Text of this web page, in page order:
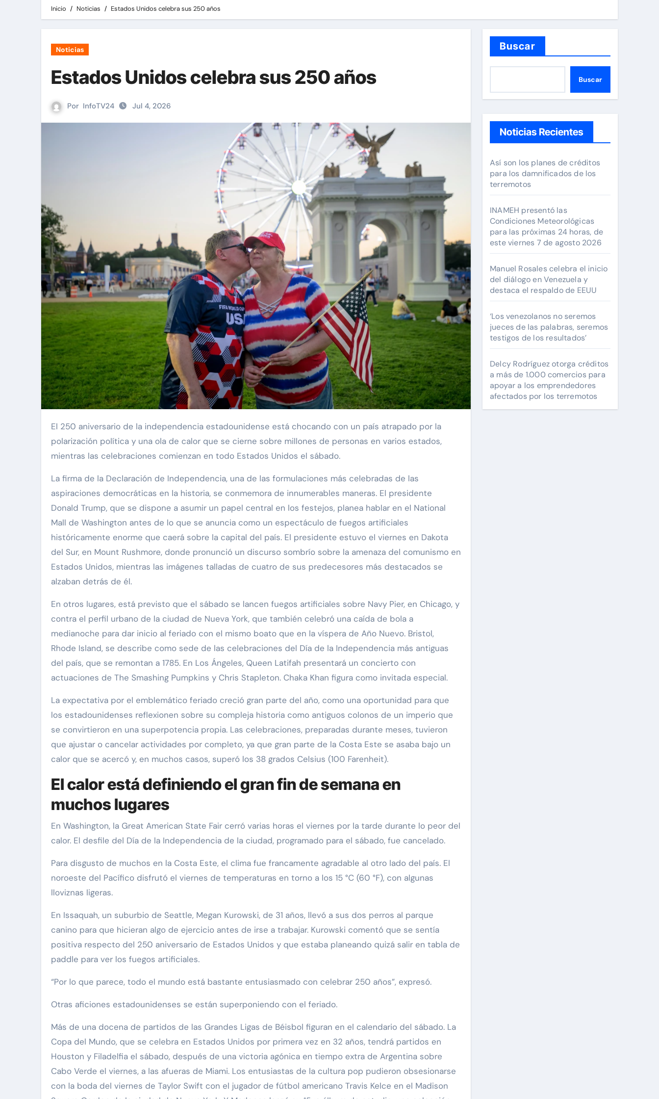
Inicio Noticias Estados Unidos celebra sus 250 años
Noticias
Estados Unidos celebra sus 250 años
Por InfoTV24 Jul 4, 2026
El 250 aniversario de la independencia estadounidense está chocando con un país atrapado por la
polarización política y una ola de calor que se cierne sobre millones de personas en varios estados,
mientras las celebraciones comienzan en todo Estados Unidos el sábado.
La firma de la Declaración de Independencia, una de las formulaciones más celebradas de las
aspiraciones democráticas en la historia, se conmemora de innumerables maneras. El presidente
Donald Trump, que se dispone a asumir un papel central en los festejos, planea hablar en el National
Mall de Washington antes de lo que se anuncia como un espectáculo de fuegos artificiales
históricamente enorme que caerá sobre la capital del país. El presidente estuvo el viernes en Dakota
del Sur, en Mount Rushmore, donde pronunció un discurso sombrío sobre la amenaza del comunismo en
Estados Unidos, mientras las imágenes talladas de cuatro de sus predecesores más destacados se
alzaban detrás de él.
En otros lugares, está previsto que el sábado se lancen fuegos artificiales sobre Navy Pier, en Chicago, y
contra el perfil urbano de la ciudad de Nueva York, que también celebró una caída de bola a
medianoche para dar inicio al feriado con el mismo boato que en la víspera de Año Nuevo. Bristol,
Rhode Island, se describe como sede de las celebraciones del Día de la Independencia más antiguas
del país, que se remontan a 1785. En Los Ángeles, Queen Latifah presentará un concierto con
actuaciones de The Smashing Pumpkins y Chris Stapleton. Chaka Khan figura como invitada especial.
La expectativa por el emblemático feriado creció gran parte del año, como una oportunidad para que
los estadounidenses reflexionen sobre su compleja historia como antiguos colonos de un imperio que
se convirtieron en una superpotencia propia. Las celebraciones, preparadas durante meses, tuvieron
que ajustar o cancelar actividades por completo, ya que gran parte de la Costa Este se asaba bajo un
calor que se acercó y, en muchos casos, superó los 38 grados Celsius (100 Farenheit).
El calor está definiendo el gran fin de semana en
muchos lugares
En Washington, la Great American State Fair cerró varias horas el viernes por la tarde durante lo peor del
calor. El desfile del Día de la Independencia de la ciudad, programado para el sábado, fue cancelado.
Para disgusto de muchos en la Costa Este, el clima fue francamente agradable al otro lado del país. El
noroeste del Pacífico disfrutó el viernes de temperaturas en torno a los 15 °C (60 °F), con algunas
lloviznas ligeras.
En Issaquah, un suburbio de Seattle, Megan Kurowski, de 31 años, llevó a sus dos perros al parque
canino para que hicieran algo de ejercicio antes de irse a trabajar. Kurowski comentó que se sentía
positiva respecto del 250 aniversario de Estados Unidos y que estaba planeando quizá salir en tabla de
paddle para ver los fuegos artificiales.
“Por lo que parece, todo el mundo está bastante entusiasmado con celebrar 250 años”, expresó.
Otras aficiones estadounidenses se están superponiendo con el feriado.
Más de una docena de partidos de las Grandes Ligas de Béisbol figuran en el calendario del sábado. La
Copa del Mundo, que se celebra en Estados Unidos por primera vez en 32 años, tendrá partidos en
Houston y Filadelfia el sábado, después de una victoria agónica en tiempo extra de Argentina sobre
Cabo Verde el viernes, a las afueras de Miami. Los entusiastas de la cultura pop pudieron obsesionarse
con la boda del viernes de Taylor Swift con el jugador de fútbol americano Travis Kelce en el Madison
Buscar
Buscar
Noticias Recientes
Así son los planes de créditos
para los damnificados de los
terremotos
INAMEH presentó las
Condiciones Meteorológicas
para las próximas 24 horas, de
este viernes 7 de agosto 2026
Manuel Rosales celebra el inicio
del diálogo en Venezuela y
destaca el respaldo de EEUU
‘Los venezolanos no seremos
jueces de las palabras, seremos
testigos de los resultados’
Delcy Rodríguez otorga créditos
a más de 1.000 comercios para
apoyar a los emprendedores
afectados por los terremotos